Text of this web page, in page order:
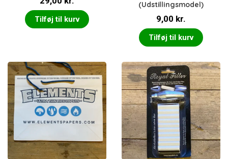
Tilføj til kurv
(Udstillingsmodel)
9,00 kr.
Tilføj til kurv